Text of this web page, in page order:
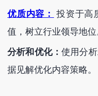
优质内容： 投资于高
值，树立行业领导地位
分析和优化：使用分
据见解优化内容策略。